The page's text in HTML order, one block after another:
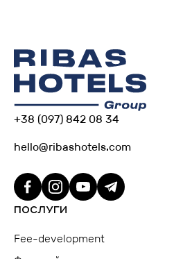
ПОСЛУГИ
Fee-development
+38 (097) 842 08 34
hello@ribashotels.com